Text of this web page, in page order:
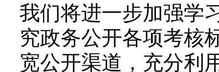
我们将进一步加强学
究政务公开各项考核
宽公开渠道，充分利